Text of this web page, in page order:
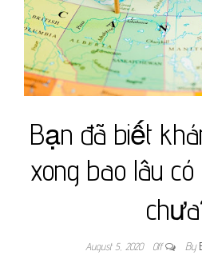
Bạn đã biết
xong bao lâu
August 5, 2020 Off By